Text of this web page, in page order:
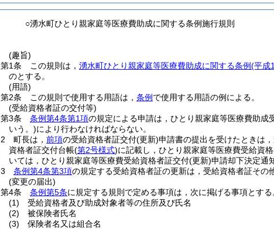
○湧水町ひとり親家庭等医療費助成に関する条例施行規則
(趣旨)
第1条
この規則は， 湧水町ひとり親家庭等医療費助成に関する条例(平成
のとする。
(用語)
第2条
この規則で使用する用語は， 条例 で使用する用語の例による。
(受給資格者証の交付等)
第3条
条例第4条第1項の規定による申請は，ひとり親家庭等医療費助成
いう。)により行わなければならない。
2
町長は， 前項の受給資格者証交付(更新)申請書の提出を受けたときは
資格者証交付台帳(第2号様式)に記載し，ひとり親家庭等医療費受給資
いては，ひとり親家庭等医療費受給資格者証交付(更新)申請却下決定通
3
条例第4条第3項の規定する受給資格者証の更新は，受給資格者証その
(変更の届出)
第4条
条例第5条に規定する規則で定める事項は，次に掲げる事項とする
(1)
受給資格者及び助成対象者等の住所及び氏名
(2)
被保険者氏名
(3)
保険者名又は組合名